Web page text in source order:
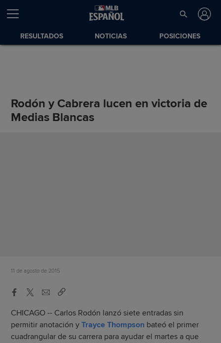
RESULTADOS NOTICIAS POSICIONES
Rodón y Cabrera lucen en victoria de
Medias Blancas
11 de agosto de 2015
CHICAGO -- Carlos Rodón lanzó siete entradas sin
permitir anotación yTrayce Thompson bateó el primer
cuadrangular de su carrera para ayudar el martes a que